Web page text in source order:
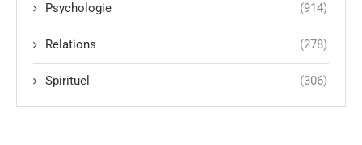
Psychologie (914)
Relations (278)
Spirituel (306)